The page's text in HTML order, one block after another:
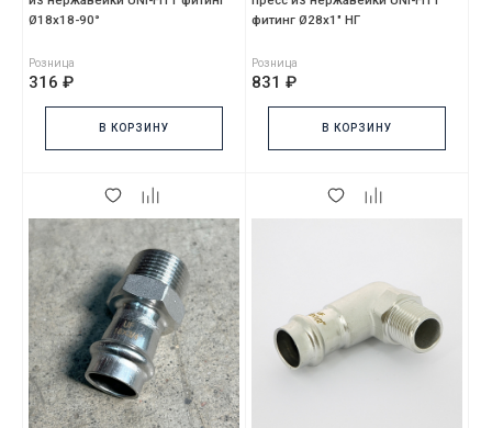
Ø18х18-90°
Розница
316 ₽
В КОРЗИНУ
фитинг Ø28x1" НГ
Розница
831 ₽
В КОРЗИНУ